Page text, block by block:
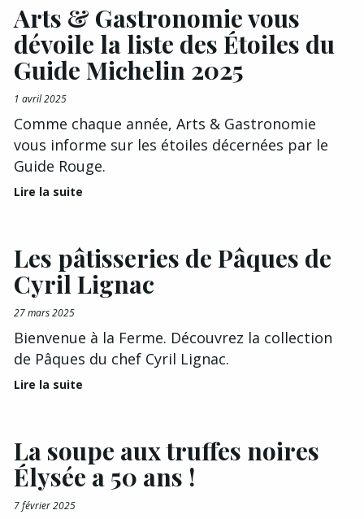
Arts & Gastronomie vous
dévoile la liste des Étoiles du
Guide Michelin 2025
1 avril 2025
Comme chaque année, Arts & Gastronomie
vous informe sur les étoiles décernées par le
Guide Rouge.
Lire la suite
Les pâtisseries de Pâques de
Cyril Lignac
27 mars 2025
Bienvenue à la Ferme. Découvrez la collection
de Pâques du chef Cyril Lignac.
Lire la suite
La soupe aux truffes noires
Élysée a 50 ans !
7 février 2025